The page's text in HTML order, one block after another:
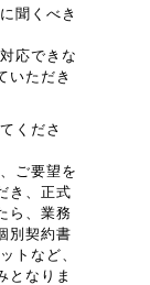
聞くべき
応できな
いただき
くださ
ご要望を
き、正式
ら、業務
別契約書
トなど、
となりま